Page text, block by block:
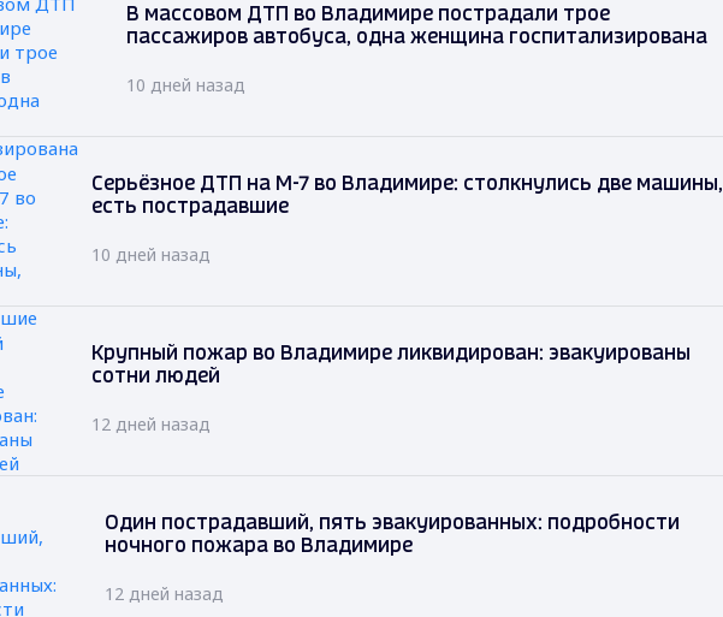
В массовом ДТП во Владимире пострадали трое
пассажиров автобуса, одна женщина госпитализирована
10 дней назад
Серьёзное ДТП на М-7 во Владимире: столкнулись две машины,
есть пострадавшие
10 дней назад
Крупный пожар во Владимире ликвидирован: эвакуированы
сотни людей
12 дней назад
Один пострадавший, пять эвакуированных: подробности
ночного пожара во Владимире
12 дней назад